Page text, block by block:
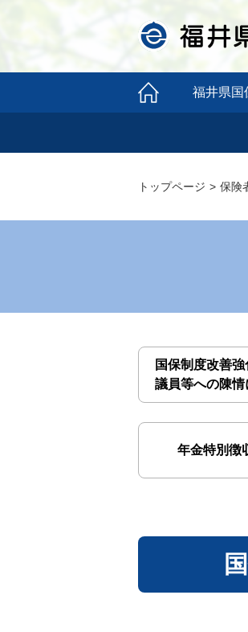
福井県国
トップページ 保険
国保制度改善
議員等への陳情
年金特別徴